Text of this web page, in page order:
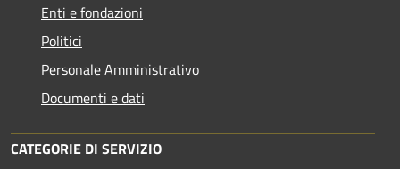
Enti e fondazioni
Politici
Personale Amministrativo
Documenti e dati
CATEGORIE DI SERVIZIO